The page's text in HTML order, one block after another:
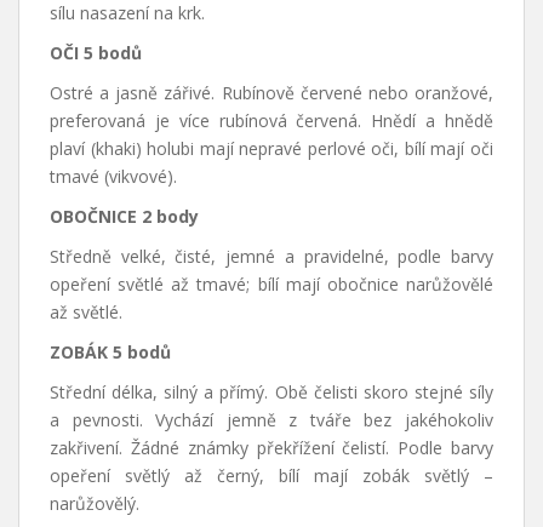
sílu nasazení na krk.
OČI 5 bodů
Ostré a jasně zářivé. Rubínově červené nebo oranžové,
preferovaná je více rubínová červená. Hnědí a hnědě
plaví (khaki) holubi mají nepravé perlové oči, bílí mají oči
tmavé (vikvové).
OBOČNICE 2 body
Středně velké, čisté, jemné a pravidelné, podle barvy
opeření světlé až tmavé; bílí mají obočnice narůžovělé
až světlé.
ZOBÁK 5 bodů
Střední délka, silný a přímý. Obě čelisti skoro stejné síly
a pevnosti. Vychází jemně z tváře bez jakéhokoliv
zakřivení. Žádné známky překřížení čelistí. Podle barvy
opeření světlý až černý, bílí mají zobák světlý –
narůžovělý.